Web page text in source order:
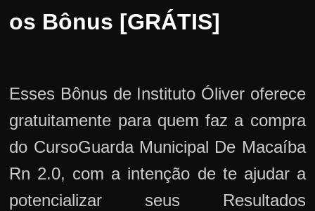
os Bônus [GRÁTIS]
Esses Bônus de Instituto Óliver oferece
gratuitamente para quem faz a compra
do CursoGuarda Municipal De Macaíba
Rn 2.0, com a intenção de te ajudar a
potencializar seus Resultados